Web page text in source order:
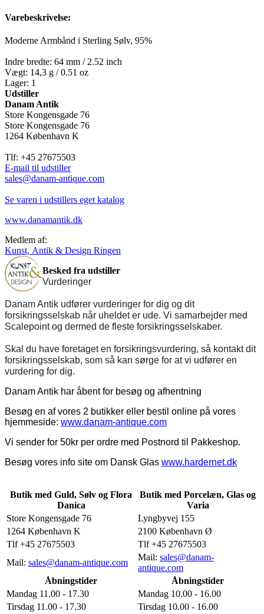
Varebeskrivelse:
Moderne Armbånd i Sterling Sølv, 95%
Indre bredte: 64 mm / 2.52 inch
Vægt: 14,3 g / 0.51 oz
Lager: 1
Udstiller
Danam Antik
Store Kongensgade 76
Store Kongensgade 76
1264 København K
Tlf: +45 27675503
E-mail til udstiller
sales@danam-antique.com
Se varen i udstillers eget katalog
www.danamantik.dk
Medlem af:
Kunst, Antik & Design Ringen
Besked fra udstiller
Vurderinger
Danam Antik udfører vurderinger for dig og dit
forsikringsselskab når uheldet er ude. Vi samarbejder med
Scalepoint og dermed de fleste forsikringsselskaber.
Skal du have foretaget en forsikringsvurdering, så kontakt dit
forsikringsselskab, som så kan sørge for at vi udfører en
vurdering for dig.
Danam Antik har åbent for besøg og afhentning
Besøg en af vores 2 butikker eller bestil online på vores
hjemmeside: www.danam-antique.com
Vi sender for 50kr per ordre med Postnord til Pakkeshop.
Besøg vores info site om Dansk Glas www.hardernet.dk
Butik med Guld, Sølv og Flora
Danica
Butik med Porcelæn, Glas og
Varia
Store Kongensgade 76
Lyngbyvej 155
1264 København K
2100 København Ø
Tlf +45 27675503
Tlf +45 27675503
Mail: sales@danam-antique.com
Mail: sales@danam-
antique.com
Åbningstider
Åbningstider
Mandag 11.00 - 17.30
Mandag 10.00 - 16.00
Tirsdag 11.00 - 17.30
Tirsdag 10.00 - 16.00